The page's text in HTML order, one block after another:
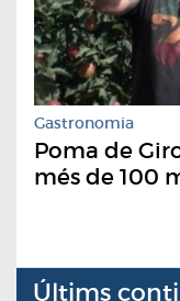
Gastronomia
Poma de
més de 100
Últims